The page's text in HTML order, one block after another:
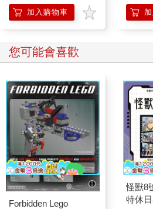
作，女性真的得到比較低的報酬嗎?
大。現今，同工不同酬的待遇歧視僅
分。今天的問題不一樣。
有些人把性別待遇差距歸於「職業隔
segregations)，意思是說男性或女性
這些工作的待遇本來就有差距，但是
故事。美國人口普查登記的500項工
在同一項工作中。即使女性遵循男性
女性是醫生，男性是護士––––也只能
從實證的觀點可以知道，待遇差異另
我們可以從縱向數據––––追蹤個人生
到，大學或研究所剛畢業時，男性和
作的前幾年當中，大學畢業生和新科
的科系和選擇的職業相關，但是和男
起跑點是公平的，他們有類似的機會
加入購物車
您可能會喜歡
Forbidden Lego
怪獸8
特休